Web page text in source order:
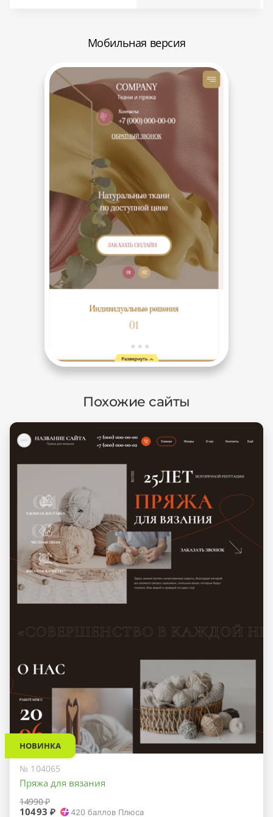
Мобильная версия
Похожие сайты
НОВИНКА
№ 104065
Пряжа для вязания
14990 ₽
10493 ₽ 420 баллов Плюса